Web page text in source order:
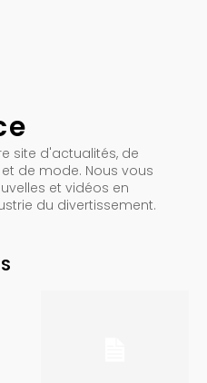
site d'actualités, de
de mode. Nous vous
et vidéos en
du divertissement.